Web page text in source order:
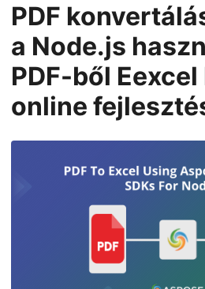
PDF
a Node.js
PDF-ből
online